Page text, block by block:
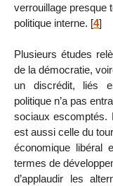
verrouillage presque
politique interne. [4]
Plusieurs études
de la démocratie,
un discrédit, liés
politique n’a pas
sociaux escomptés.
est aussi celle du
économique libéral
termes de
d’applaudir les